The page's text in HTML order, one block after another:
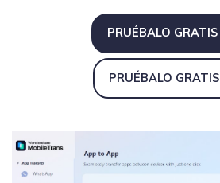
PRUÉBALO GRATIS󠀲󠀩󠀡󠀠󠀡󠀠󠀣󠀥󠀳
󠀰PRUÉBALO GRATIS󠀲󠀩󠀡󠀠󠀡󠀠󠀣󠀥󠀳